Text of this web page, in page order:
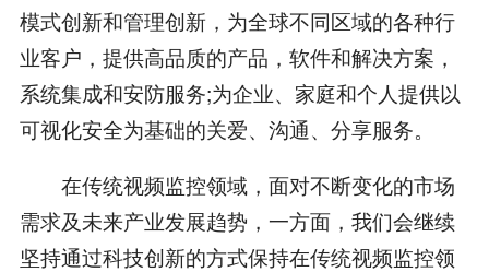
模式创新和管理创新，为全球不同区域的各种行
业客户，提供高品质的产品，软件和解决方案，
系统集成和安防服务;为企业、家庭和个人提供以
可视化安全为基础的关爱、沟通、分享服务。
在传统视频监控领域，面对不断变化的市场
需求及未来产业发展趋势，一方面，我们会继续
坚持通过科技创新的方式保持在传统视频监控领